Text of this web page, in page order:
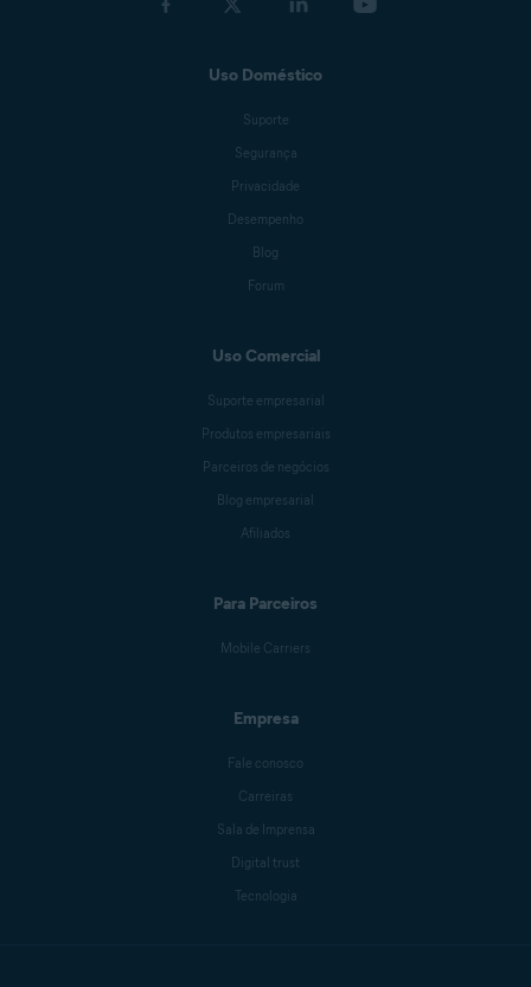
Uso Doméstico
Suporte
Segurança
Privacidade
Desempenho
Blog
Forum
Uso Comercial
Suporte empresarial
Produtos empresariais
Parceiros de negócios
Blog empresarial
Afiliados
Para Parceiros
Mobile Carriers
Empresa
Fale conosco
Carreiras
Sala de Imprensa
Digital trust
Tecnologia